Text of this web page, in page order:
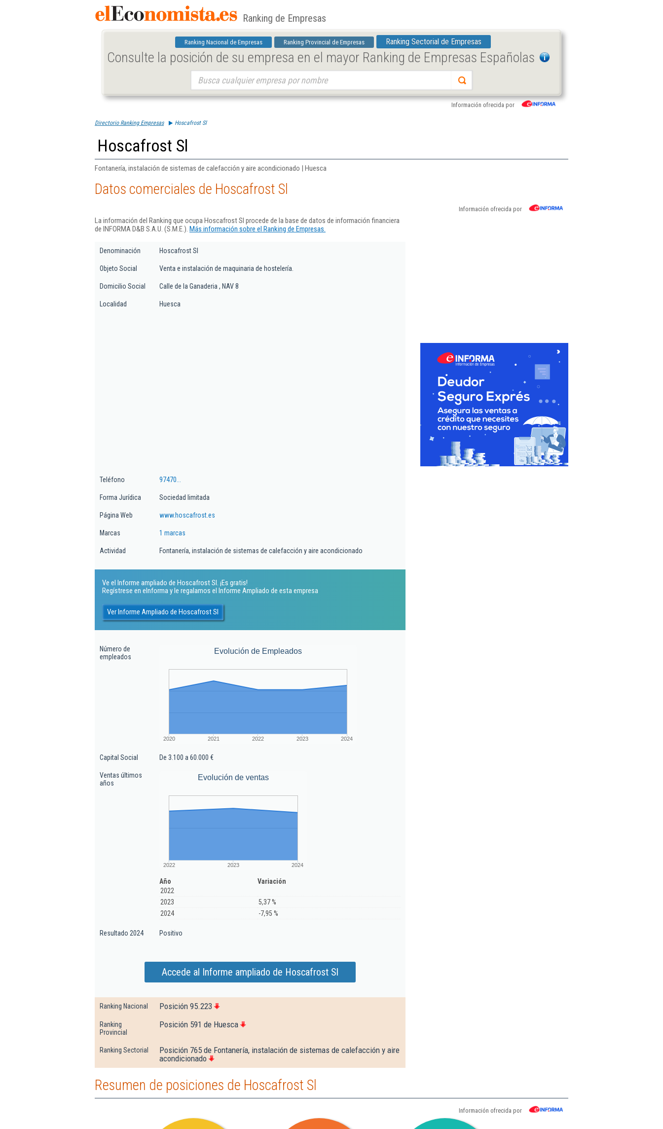
Ranking de Empresas
Ranking Nacional de Empresas Ranking Provincial de Empresas Ranking Sectorial de Empresas
Consulte la posición de su empresa en el mayor Ranking de Empresas Españolas
Información ofrecida por
Directorio Ranking Empresas Hoscafrost Sl
Hoscafrost Sl
Fontanería, instalación de sistemas de calefacción y aire acondicionado | Huesca
Datos comerciales de Hoscafrost Sl
Información ofrecida por
La información del Ranking que ocupa Hoscafrost Sl procede de la base de datos de información financiera
de INFORMA D&B S.A.U. (S.M.E.). Más información sobre el Ranking de Empresas.
Denominación Hoscafrost Sl
Objeto Social Venta e instalación de maquinaria de hostelería.
Domicilio Social Calle de la Ganaderia , NAV 8
Localidad Huesca
Teléfono 97470...
Forma Jurídica Sociedad limitada
Página Web www.hoscafrost.es
Marcas 1 marcas
Actividad Fontanería, instalación de sistemas de calefacción y aire acondicionado
Ve el Informe ampliado de Hoscafrost Sl. ¡Es gratis!
Regístrese en eInforma y le regalamos el Informe Ampliado de esta empresa
Ver Informe Ampliado de Hoscafrost Sl
Número de
empleados
Evolución de Empleados
2020 2021 2022 2023 2024
Capital Social De 3.100 a 60.000 €
Ventas últimos
años
Evolución de ventas
2022 2023 2024
Año
Variación
2022
2023
5,37 %
2024
-7,95 %
Resultado 2024 Positivo
Accede al Informe ampliado de Hoscafrost Sl
Ranking Nacional Posición 95.223
Ranking
Provincial
Posición 591 de Huesca
Ranking Sectorial
Posición 765 de Fontanería, instalación de sistemas de calefacción y aire
acondicionado
Resumen de posiciones de Hoscafrost Sl
Información ofrecida por